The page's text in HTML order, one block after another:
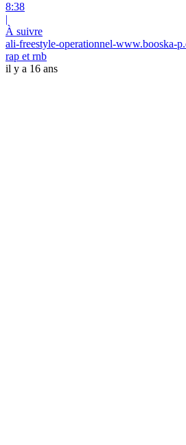
8:38
|
À suivre
ali-freestyle-operationnel-www.booska-
rap et rnb
il y a 16 ans